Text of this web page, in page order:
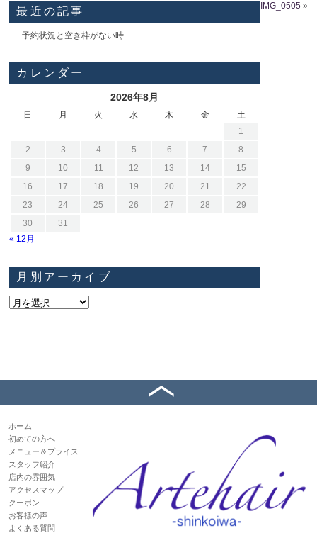
IMG_0505 »
最近の記事
予約状況と空き枠がない時
カレンダー
2026年8月
日 月 火 水 木 金
土
1
2
3 4 5 6 7
8
9
10 11 12 13 14
15
16
17 18 19 20 21
22
23
24 25 26 27 28
29
30
31
« 12月
月別アーカイブ
ホーム
初めての方へ
メニュー＆プライス
スタッフ紹介
店内の雰囲気
アクセスマップ
クーポン
お客様の声
よくある質問